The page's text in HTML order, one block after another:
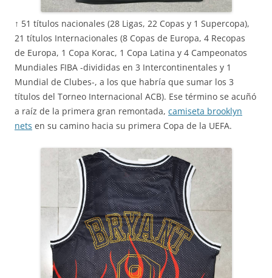
↑ 51 títulos nacionales (28 Ligas, 22 Copas y 1 Supercopa),
21 títulos Internacionales (8 Copas de Europa, 4 Recopas
de Europa, 1 Copa Korac, 1 Copa Latina y 4 Campeonatos
Mundiales FIBA -divididas en 3 Intercontinentales y 1
Mundial de Clubes-, a los que habría que sumar los 3
títulos del Torneo Internacional ACB). Ese término se acuñó
a raíz de la primera gran remontada, camiseta brooklyn
nets en su camino hacia su primera Copa de la UEFA.